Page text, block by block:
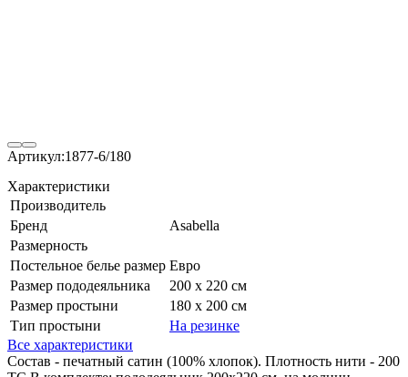
Артикул:1877-6/180
Характеристики
Производитель
Бренд
Asabella
Размерность
Постельное белье размер Евро
Размер пододеяльника
200 х 220 см
Размер простыни
180 х 200 см
Тип простыни
На резинке
Все характеристики
Состав - печатный сатин (100% хлопок). Плотность нити - 200